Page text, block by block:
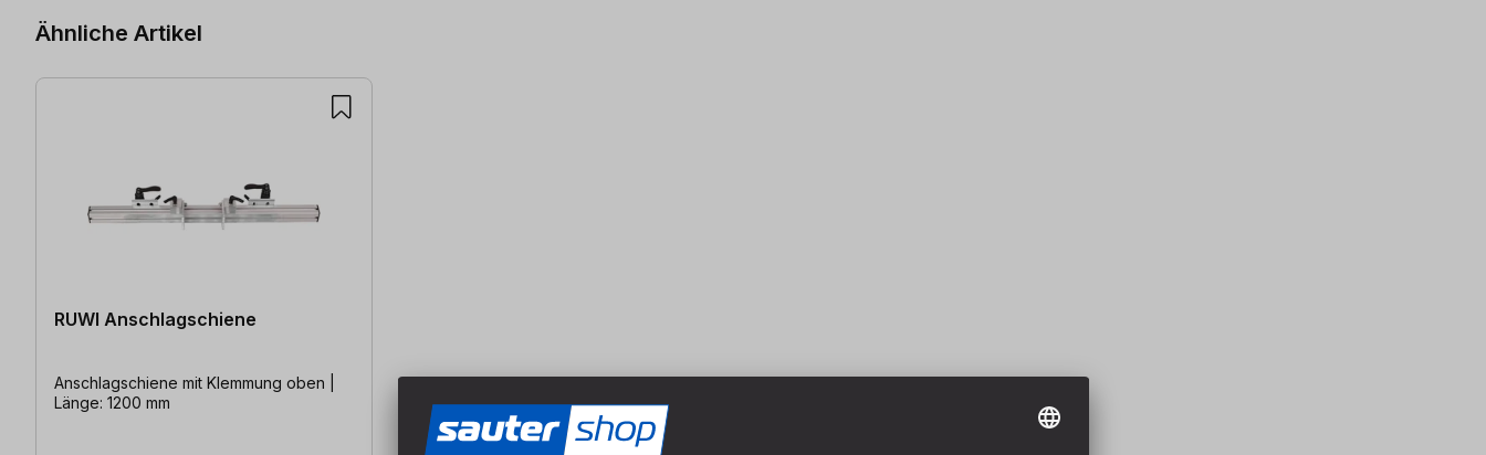
Ähnliche Artikel
RUWI Anschlagschiene
Anschlagschiene mit Klemmung oben |
Länge: 1200 mm